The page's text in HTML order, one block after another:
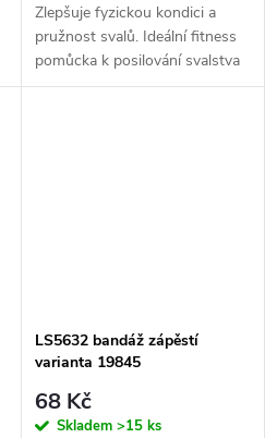
Zlepšuje fyzickou kondici a
pružnost svalů. Ideální fitness
pomůcka k posilování svalstva
celého těla.
LS5632 bandáž zápěstí
varianta 19845
68 Kč
Skladem >15 ks